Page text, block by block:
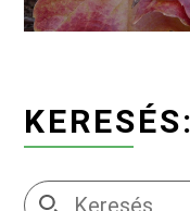
KERESÉS: